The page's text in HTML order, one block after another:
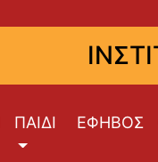
ΠΑΙΔΙ ΕΦΗΒΟΣ